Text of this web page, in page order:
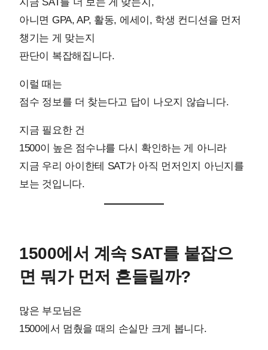
아니면 GPA, AP, 활동, 에세이, 학생 컨디션을 먼저
챙기는 게 맞는지
판단이 복잡해집니다.
이럴 때는
점수 정보를 더 찾는다고 답이 나오지 않습니다.
지금 필요한 건
1500이 높은 점수냐를 다시 확인하는 게 아니라
지금 우리 아이한테 SAT가 아직 먼저인지 아닌지를
보는 것입니다.
1500에서 계속 SAT를 붙잡으
면 뭐가 먼저 흔들릴까?
많은 부모님은
1500에서 멈췄을 때의 손실만 크게 봅니다.